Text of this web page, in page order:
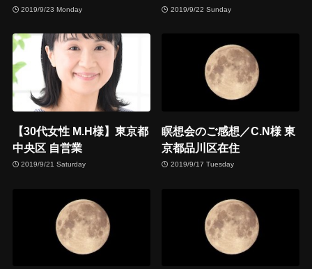
2019/9/23 Monday 2019/9/22 Sunday
【30代女性 M.H様】東京都
中央区 自営業
2019/9/21 Saturday
瞑想会のご感想／C.N様 東
京都品川区在住
2019/9/17 Tuesday